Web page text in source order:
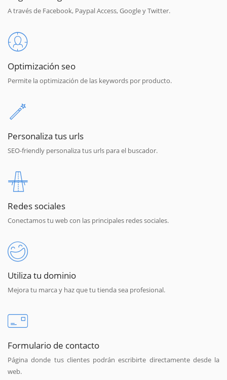
A través de Facebook, Paypal Access, Google y Twitter.
Optimización seo
Permite la optimización de las keywords por producto.
Personaliza tus urls
SEO-friendly personaliza tus urls para el buscador.
Redes sociales
Conectamos tu web con las principales redes sociales.
Utiliza tu dominio
Mejora tu marca y haz que tu tienda sea profesional.
Formulario de contacto
Página donde tus clientes podrán escribirte directamente desde la
web.